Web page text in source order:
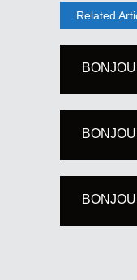
Related